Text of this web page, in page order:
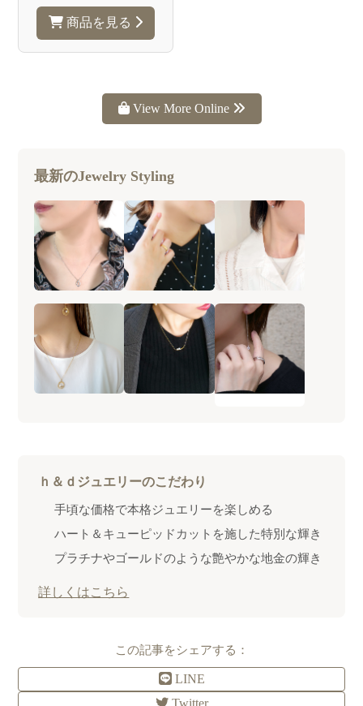
商品を見る
View More Online
最新のJewelry Styling
ｈ＆ｄジュエリーのこだわり
手頃な価格で本格ジュエリーを楽しめる
ハート＆キューピッドカットを施した特別な輝き
プラチナやゴールドのような艶やかな地金の輝き
詳しくはこちら
この記事をシェアする：
LINE
Twitter